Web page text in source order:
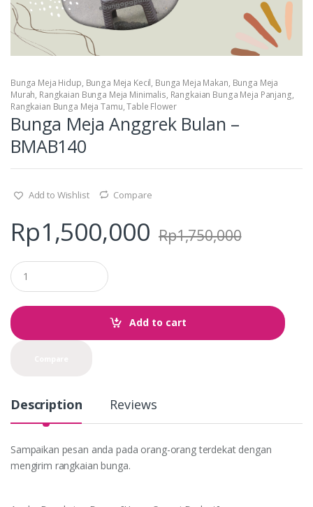
Bunga Meja Hidup, Bunga Meja Kecil, Bunga Meja Makan, Bunga Meja
Murah, Rangkaian Bunga Meja Minimalis, Rangkaian Bunga Meja Panjang,
Rangkaian Bunga Meja Tamu,Table Flower
Bunga Meja Anggrek Bulan –
BMAB140
Add to Wishlist Compare
Rp1,500,000 Rp1,750,000
Q
u
a
t
i
Add to cart
Description Reviews
Sampaikan pesan anda pada orang-orang terdekat dengan
mengirim rangkaian bunga.